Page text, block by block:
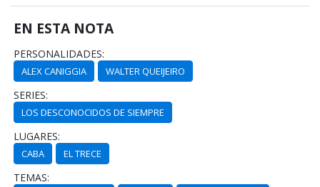
EN ESTA NOTA
PERSONALIDADES:
ALEX CANIGGIA WALTER QUEIJEIRO
SERIES:
LOS DESCONOCIDOS DE SIEMPRE
LUGARES:
CABA EL TRECE
TEMAS: